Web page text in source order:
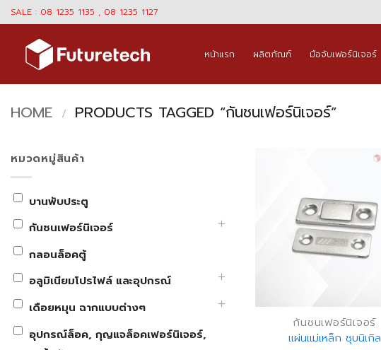
Skip
to
content
SALE : 08 1235 1135 , 08 1235 1127
หน้าแรก ผลิตภัณฑ์ มือจับเฟอร์นิเจอร์
HOME / PRODUCTS TAGGED “กันชนเฟอร์นิเจอร์”
หมวดหมู่สินค้า
บานพับประตู
กันชนเฟอร์นิเจอร์
กลอนล็อคตู้
อลูมิเนียมโปรไฟล์ และอุปกรณ์
เดือยหมุน ฉากแบบต่างๆ
อุปกรณ์ล็อค, กุญแจล็อคเฟอร์นิเจอร์,
กันชนเฟอร์นิเจอร์
แผ่นแม่เหล็ก ชุบนิเกิล